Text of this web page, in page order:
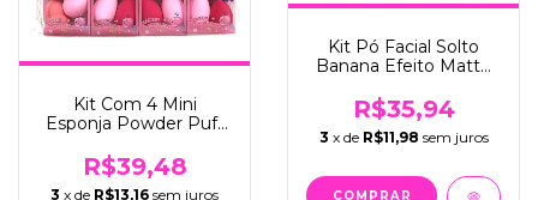
Kit Com 4 Mini
Esponja Powder Puff
(QBM514)
R$39,48
3 x de R$13,16 sem juros
Kit Pó Facial Solto
Banana Efeito Matte
Beautiful (FB119)
R$35,94
3 x de R$11,98 sem juros